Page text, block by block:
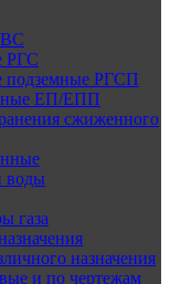
РГС
подземные РГСП
ЕП/ЕПП
сжиженного
воды
газа
назначения
и по чертежам